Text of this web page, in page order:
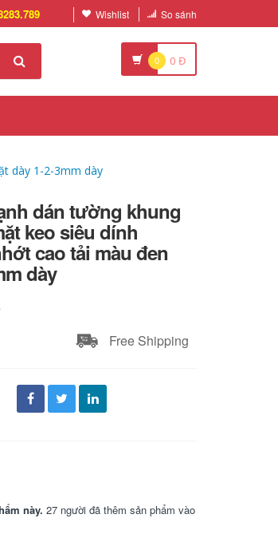
Wishlist So sánh
0 0 Đ
dày 1-2-3mm dày
dán tường khung
keo siêu dính
cao tải màu đen
dày
Free Shipping
này. 27 người đã thêm sản phẩm vào